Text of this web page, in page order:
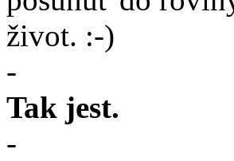
život. :-)
-
Tak jest.
-